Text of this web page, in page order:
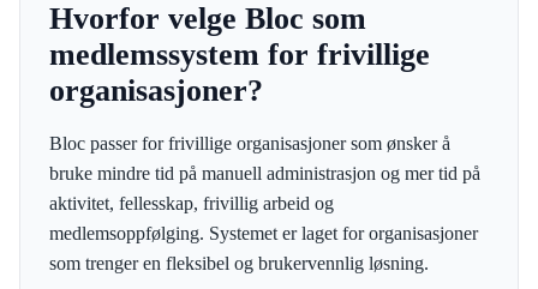
Hvorfor velge Bloc som
medlemssystem for frivillige
organisasjoner?
Bloc passer for frivillige organisasjoner som ønsker å
bruke mindre tid på manuell administrasjon og mer tid på
aktivitet, fellesskap, frivillig arbeid og
medlemsoppfølging. Systemet er laget for organisasjoner
som trenger en fleksibel og brukervennlig løsning.